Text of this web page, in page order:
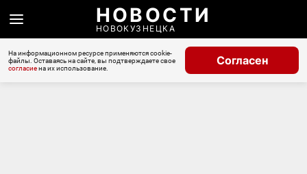
НОВОСТИ
НОВОКУЗНЕЦКА
На информационном ресурсе применяются cookie-
файлы. Оставаясь на сайте, вы подтверждаете свое
согласиена их использование.
Согласен